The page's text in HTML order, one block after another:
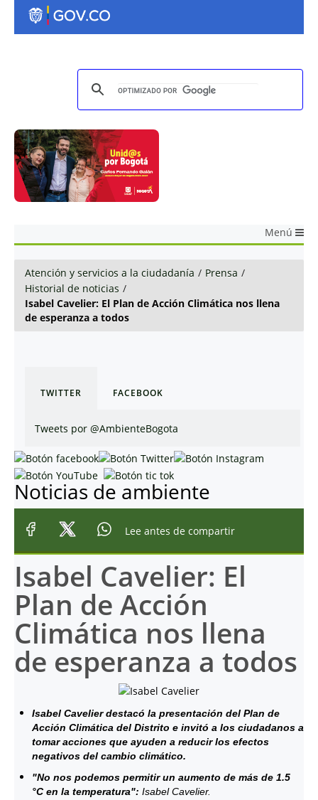
Menú
Atención y servicios a la ciudadanía / Prensa /
Historial de noticias /
Isabel Cavelier: El Plan de Acción Climática nos llena
de esperanza a todos
TWITTER FACEBOOK
Tweets por @AmbienteBogota
Noticias de ambiente
Lee antes de compartir
Isabel Cavelier: El
Plan de Acción
Climática nos llena
de esperanza a todos
Isabel Cavelier destacó la presentación del Plan de
Acción Climática del Distrito e invitó a los ciudadanos a
tomar acciones que ayuden a reducir los efectos
negativos del cambio climático.
"No nos podemos permitir un aumento de más de 1.5
°C en la temperatura": Isabel Cavelier.